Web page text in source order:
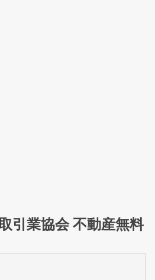
引業協会 不動産無料